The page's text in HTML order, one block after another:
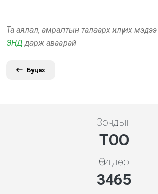
Та аялал, амралтын талаарх илүү их
ЭНД дарж аваарай
Буцах
Зочдын
ТОО
Өчигдөр
3865